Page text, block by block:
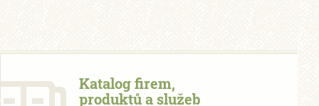
Katalog firem,
produktů a služeb